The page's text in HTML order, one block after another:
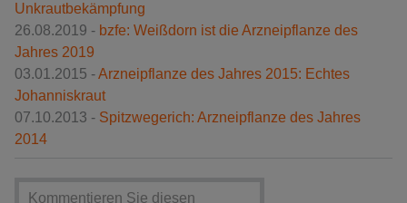
Unkrautbekämpfung
26.08.2019 - bzfe: Weißdorn ist die Arzneipflanze des
Jahres 2019
03.01.2015 -Arzneipflanze des Jahres 2015: Echtes
Johanniskraut
07.10.2013 - Spitzwegerich: Arzneipflanze des Jahres
2014